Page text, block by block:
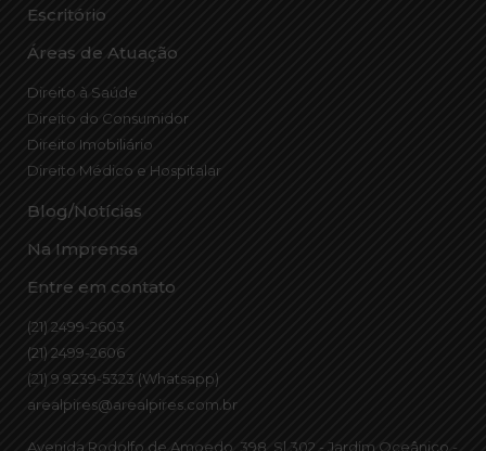
Escritório
Áreas de Atuação
Direito à Saúde
Direito do Consumidor
Direito Imobiliário
Direito Médico e Hospitalar
Blog/Notícias
Na Imprensa
Entre em contato
(21) 2499-2603
(21) 2499-2606
(21) 9 9239-5323 (Whatsapp)
arealpires@arealpires.com.br
Avenida Rodolfo de Amoedo, 398. Sl 302 - Jardim Oceânico -